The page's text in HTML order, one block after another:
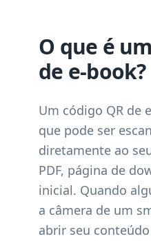
O que é
de e-book?
Um código QR de
que pode ser
diretamente ao
PDF, página de
inicial. Quando
a câmera de um
abrir seu